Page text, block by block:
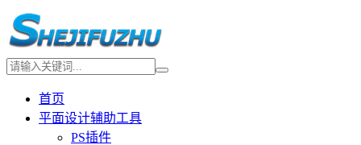
首页
平面设计辅助工具
PS插件